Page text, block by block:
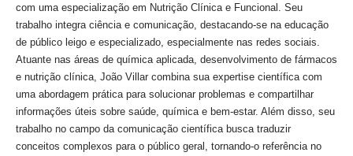
com uma especialização em Nutrição Clínica e Funcional. Seu
trabalho integra ciência e comunicação, destacando-se na educação
de público leigo e especializado, especialmente nas redes sociais.
Atuante nas áreas de química aplicada, desenvolvimento de fármacos
e nutrição clínica, João Villar combina sua expertise científica com
uma abordagem prática para solucionar problemas e compartilhar
informações úteis sobre saúde, química e bem-estar. Além disso, seu
trabalho no campo da comunicação científica busca traduzir
conceitos complexos para o público geral, tornando-o referência no